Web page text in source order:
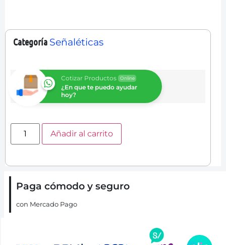
Categoría Señaléticas
Cotizar Productos Online
¿En que te puedo ayudar
hoy?
Añadir al carrito
Paga cómodo y seguro
con Mercado Pago